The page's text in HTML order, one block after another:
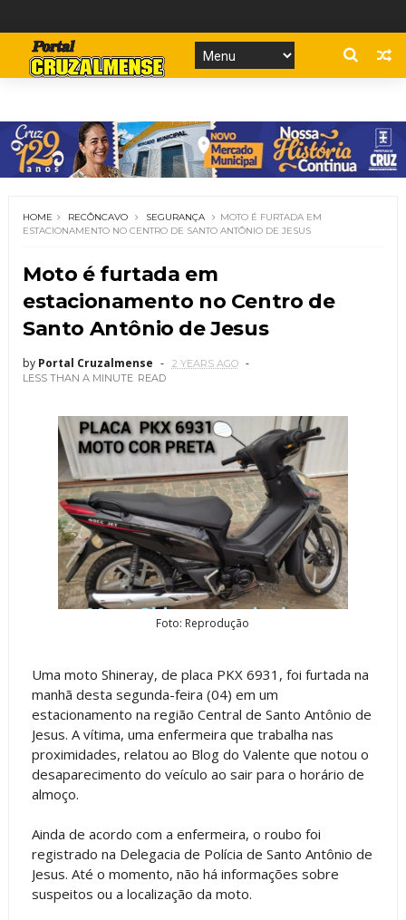
HOME RECÔNCAVO SEGURANÇA
MOTO É FURTADA EM
ESTACIONAMENTO NO CENTRO DE SANTO ANTÔNIO DE JESUS
Moto é furtada em
estacionamento no Centro de
Santo Antônio de Jesus
by Portal Cruzalmense
2 YEARS AGO
LESS THAN A MINUTE READ
Foto: Reprodução
Uma moto Shineray, de placa PKX 6931, foi furtada na
manhã desta segunda-feira (04) em um
estacionamento na região Central de Santo Antônio de
Jesus. A vítima, uma enfermeira que trabalha nas
proximidades, relatou ao Blog do Valente que notou o
desaparecimento do veículo ao sair para o horário de
almoço.
Ainda de acordo com a enfermeira, o roubo foi
registrado na Delegacia de Polícia de Santo Antônio de
Jesus. Até o momento, não há informações sobre
suspeitos ou a localização da moto.